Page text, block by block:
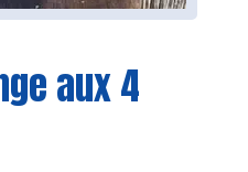
aux 4